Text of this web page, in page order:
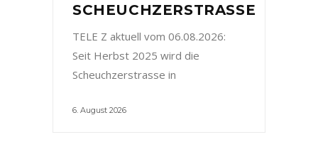
SCHEUCHZERSTRASSE
TELE Z aktuell vom 06.08.2026:
Seit Herbst 2025 wird die
Scheuchzerstrasse in
6. August 2026